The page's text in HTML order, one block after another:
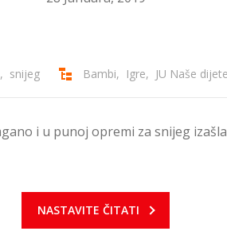
, snijeg Bambi, Igre, JU Naše dijete
i u punoj opremi za snijeg
NASTAVITE ČITATI